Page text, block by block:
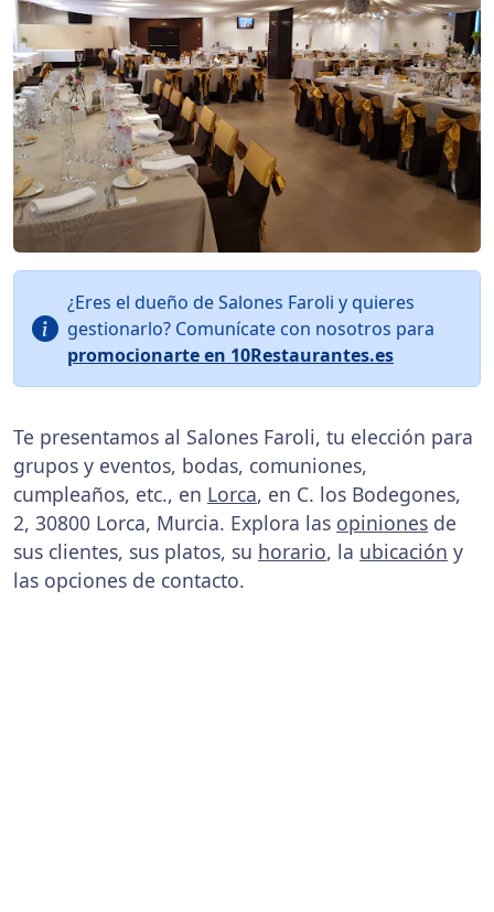
¿Eres el dueño de Salones Faroli y quieres
gestionarlo? Comunícate con nosotros para
promocionarte en 10Restaurantes.es
Te presentamos al Salones Faroli, tu elección para
grupos y eventos, bodas, comuniones,
cumpleaños, etc., en Lorca, en C. los Bodegones,
2, 30800 Lorca, Murcia. Explora las opiniones de
sus clientes, sus platos, su horario, la ubicación y
las opciones de contacto.